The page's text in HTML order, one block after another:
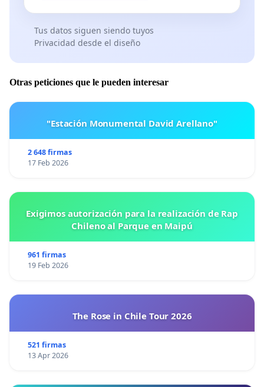
Tus datos siguen siendo tuyos
Privacidad desde el diseño
Otras peticiones que le pueden interesar
"Estación Monumental David Arellano"
2 648 firmas
17 Feb 2026
Exigimos autorización para la realización de Rap
Chileno al Parque en Maipú
961 firmas
19 Feb 2026
The Rose in Chile Tour 2026
521 firmas
13 Apr 2026